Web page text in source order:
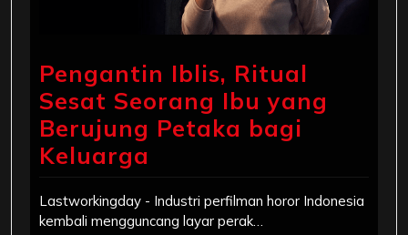
Pengantin Iblis, Ritual
Sesat Seorang Ibu yang
Berujung Petaka bagi
Keluarga
Lastworkingday - Industri perfilman horor Indonesia
kembali mengguncang layar perak…